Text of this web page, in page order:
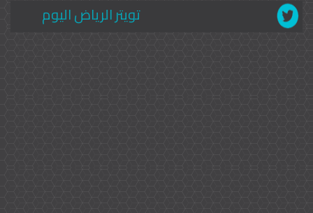
تويتر الرياض اليوم